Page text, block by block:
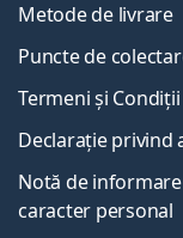
Metode de livrare
Puncte de
Termeni și Condiții
Declarație privind
Notă de
caracter personal